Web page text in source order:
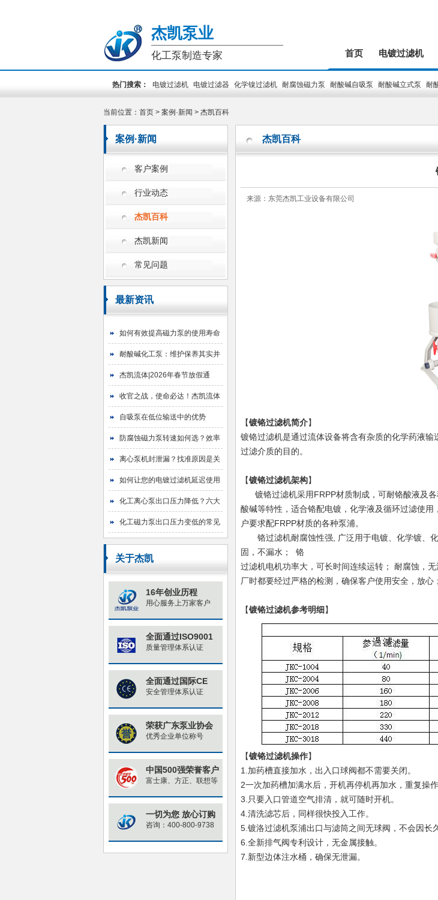
杰凯泵业
化工泵制造专家 首页 电镀过滤机
热门搜索： 电镀过滤机 电镀过滤器 化学镍过滤机 耐腐蚀磁力泵 耐酸碱自吸泵 耐酸碱立式泵 耐
当前位置： 首页 > 案例·新闻 > 杰凯百科
案例·新闻
客户案例
行业动态
杰凯百科
杰凯新闻
常见问题
最新资讯
如何有效提高磁力泵的使用寿命
耐酸碱化工泵：维护保养其实并
不难
杰凯流体|2026年春节放假通
知！
收官之战，使命必达！杰凯流体
2025年目标圆满达成
自吸泵在低位输送中的优势
防腐蚀磁力泵转速如何选？效率
与寿命的平衡艺术
离心泵机封泄漏？找准原因是关
键！
如何让您的电镀过滤机延迟使用
寿命
化工离心泵出口压力降低？六大
原因与排查指南
化工磁力泵出口压力变低的常见
原因与对策
关于杰凯
16年创业历程
用心服务上万家客户
全面通过ISO9001
质量管理体系认证
全面通过国际CE
安全管理体系认证
荣获广东泵业协会
优秀企业单位称号
中国500强荣誉客户
富士康、方正、联想等
一切为您 放心订购
咨询：400-800-9738
杰凯百科
来源：东莞杰凯工业设备有限公司
【镀铬过滤机简介】
镀铬过滤机是通过流体设备将含有杂质的化学药液
过滤介质的目的。
【镀铬过滤机架构】
镀铬过滤机采用FRPP材质制成，可耐铬酸液及
酸碱等特性，适合铬配电镀，化学液及循环过滤使
户要求配FRPP材质的各种泵浦。
铬过滤机耐腐蚀性强, 广泛用于电镀、化学镀、
固，不漏水；
铬
过滤机电机功率大，可长时间连续运转； 耐腐蚀，
厂时都要经过严格的检测，确保客户使用安全，放心
【镀铬过滤机参考明细】
【镀铬过滤机操作】
1.加药槽直接加水，出入口球阀都不需要关闭。
2一次加药槽加满水后，开机再停机再加水，重复操作
3.只要入口管道空气排清，就可随时开机。
4.清洗滤芯后，同样很快投入工作。
5.镀洛过滤机泵浦出口与滤筒之间无球阀，不会因长
6.全新排气阀专利设计，无金属接触。
7.新型边体注水桶，确保无泄漏。